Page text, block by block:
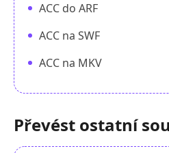
ACC do ARF
ACC na SWF
ACC na MKV
Převést ostatní